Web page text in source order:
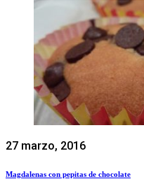
27 marzo, 2016
Magdalenas con pepitas de chocolate